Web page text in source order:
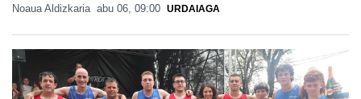
Noaua Aldizkaria abu 06, 09:00 URDAIAGA